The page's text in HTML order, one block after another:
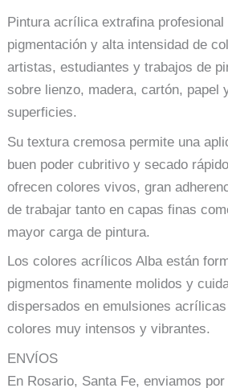
Pintura acrílica extrafina profesional
pigmentación y alta intensidad de
artistas, estudiantes y trabajos de
sobre lienzo, madera, cartón, papel
superficies.
Su textura cremosa permite una
buen poder cubritivo y secado
ofrecen colores vivos, gran
de trabajar tanto en capas finas
mayor carga de pintura.
Los colores acrílicos Alba están
pigmentos finamente molidos y
dispersados en emulsiones
colores muy intensos y vibrantes.
ENVÍOS
En Rosario, Santa Fe, enviamos